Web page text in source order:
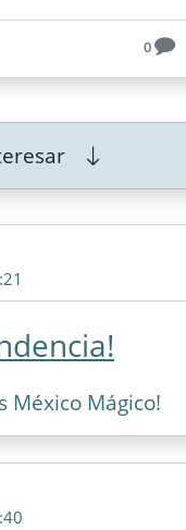
0
México Mágico!